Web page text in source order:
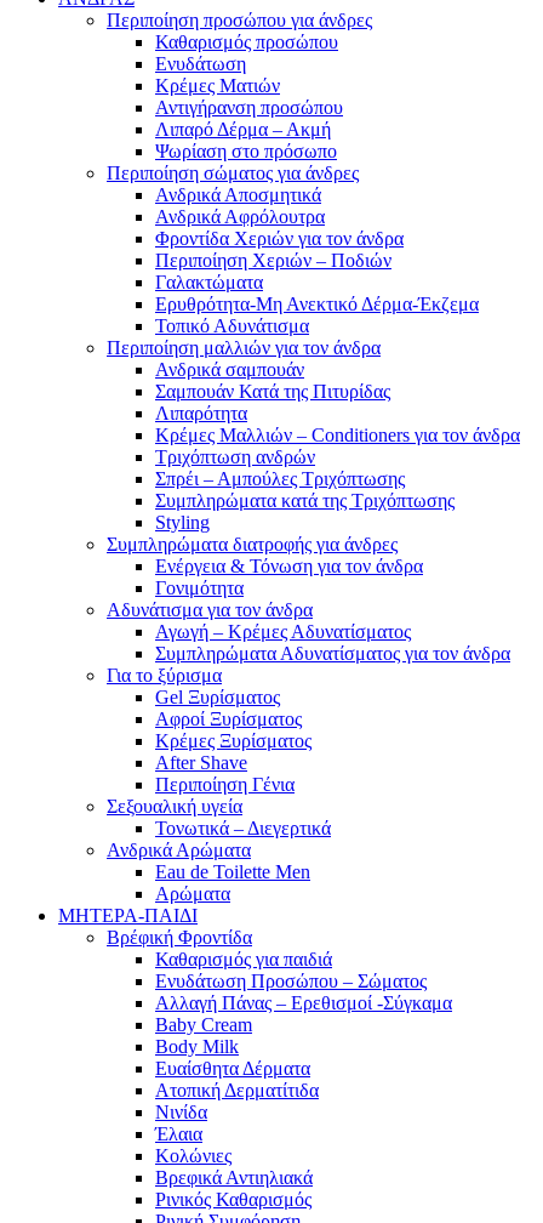
Περιποίηση προσώπου για άνδρες
Καθαρισμός προσώπου
Ενυδάτωση
Κρέμες Ματιών
Αντιγήρανση προσώπου
Λιπαρό Δέρμα – Ακμή
Ψωρίαση στο πρόσωπο
Περιποίηση σώματος για άνδρες
Ανδρικά Αποσμητικά
Ανδρικά Αφρόλουτρα
Φροντίδα Χεριών για τον άνδρα
Περιποίηση Χεριών – Ποδιών
Γαλακτώματα
Ερυθρότητα-Μη Ανεκτικό Δέρμα-Έκζεμα
Τοπικό Αδυνάτισμα
Περιποίηση μαλλιών για τον άνδρα
Ανδρικά σαμπουάν
Σαμπουάν Κατά της Πιτυρίδας
Λιπαρότητα
Κρέμες Μαλλιών – Conditioners για τον άνδρα
Τριχόπτωση ανδρών
Σπρέι – Αμπούλες Τριχόπτωσης
Συμπληρώματα κατά της Τριχόπτωσης
Styling
Συμπληρώματα διατροφής για άνδρες
Ενέργεια & Τόνωση για τον άνδρα
Γονιμότητα
Αδυνάτισμα για τον άνδρα
Αγωγή – Κρέμες Αδυνατίσματος
Συμπληρώματα Αδυνατίσματος για τον άνδρα
Για το ξύρισμα
Gel Ξυρίσματος
Αφροί Ξυρίσματος
Κρέμες Ξυρίσματος
After Shave
Περιποίηση Γένια
Σεξουαλική υγεία
Τονωτικά – Διεγερτικά
Ανδρικά Αρώματα
Eau de Toilette Men
Αρώματα
ΜΗΤΕΡΑ-ΠΑΙΔΙ
Βρέφική Φροντίδα
Καθαρισμός για παιδιά
Ενυδάτωση Προσώπου – Σώματος
Αλλαγή Πάνας – Ερεθισμοί -Σύγκαμα
Baby Cream
Body Milk
Ευαίσθητα Δέρματα
Ατοπική Δερματίτιδα
Νινίδα
Έλαια
Κολώνιες
Βρεφικά Αντιηλιακά
Ρινικός Καθαρισμός